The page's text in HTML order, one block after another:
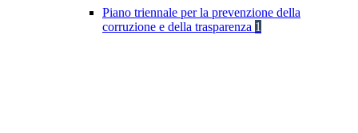
Piano triennale per la prevenzione della
corruzione e della trasparenza 1